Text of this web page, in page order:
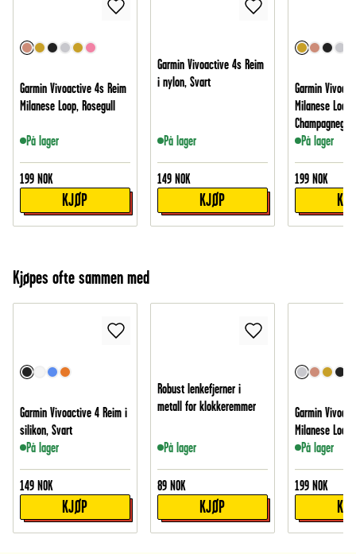
Garmin Vivoactive 4s Reim
Milanese Loop, Rosegull
På lager
199 NOK
KJØP
Garmin Vivoactive 4s Reim
i nylon, Svart
På lager
149 NOK
KJØP
Garmin
Milanese Loop,
Champagnegull
På lager
199 NOK
Kjøpes ofte sammen med
Garmin Vivoactive 4 Reim i
silikon, Svart
På lager
149 NOK
KJØP
Robust lenkefjerner i
metall for klokkeremmer
På lager
89 NOK
KJØP
Garmin
Milanese
På lager
199 NOK